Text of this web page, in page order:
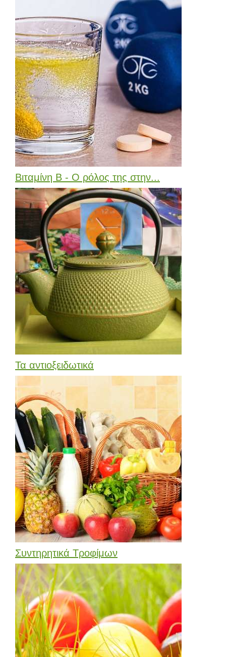
Βιταμίνη Β - Ο ρόλος της στην...
Τα αντιοξειδωτικά
Συντηρητικά Τροφίμων